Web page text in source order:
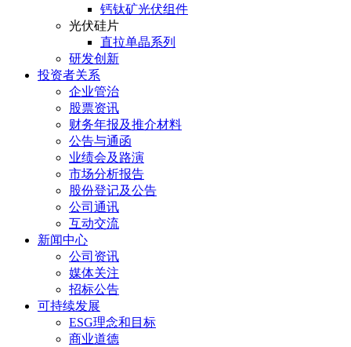
钙钛矿光伏组件
光伏硅片
直拉单晶系列
研发创新
投资者关系
企业管治
股票资讯
财务年报及推介材料
公告与通函
业绩会及路演
市场分析报告
股份登记及公告
公司通讯
互动交流
新闻中心
公司资讯
媒体关注
招标公告
可持续发展
ESG理念和目标
商业道德